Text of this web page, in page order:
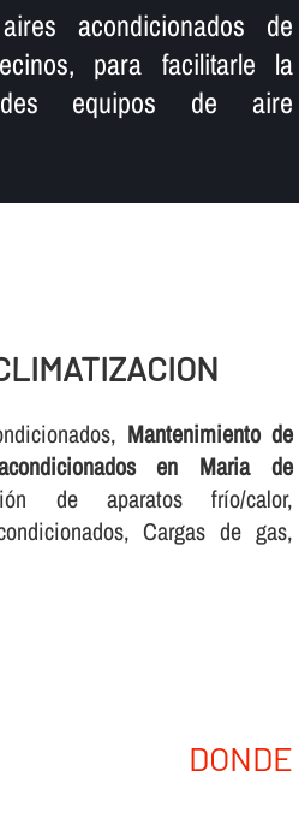
acondicionados de
para facilitarle la
equipos de aire
Mantenimiento de
en Maria de
de aparatos frí­o/calor,
Cargas de gas,
DONDE